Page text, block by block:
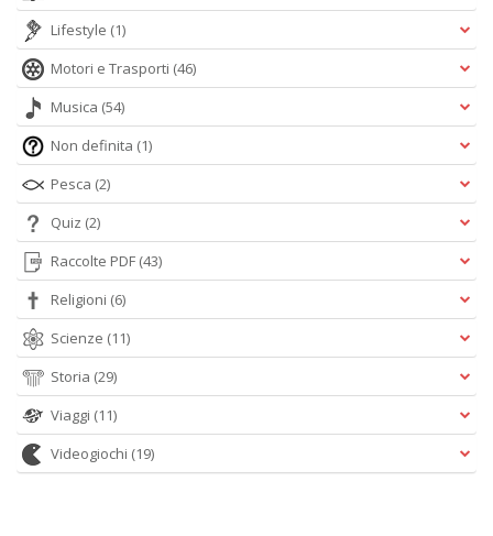
Lifestyle (1)
Motori e Trasporti (46)
Musica (54)
Non definita (1)
Pesca (2)
Quiz (2)
Raccolte PDF (43)
Religioni (6)
Scienze (11)
Storia (29)
Viaggi (11)
Videogiochi (19)